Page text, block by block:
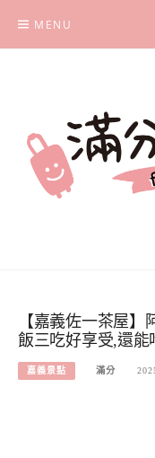
content
MENU
【嘉義佐一茶屋
飯三吃好享受,還能
嘉義景點 滿分